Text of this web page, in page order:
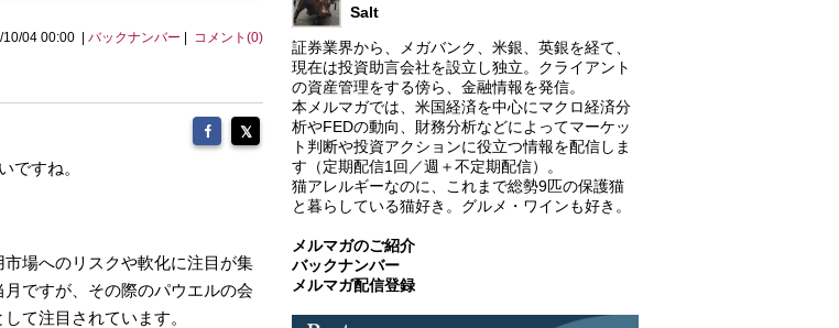
04 00:00 | バックナンバー コメント(0)
ですね。
場へのリスクや軟化に注目が集
ですが、その際のパウエルの会
て注目されています。
Salt
証券業界から、メガバンク、米銀、英銀を経て、
現在は投資助言会社を設立し独立。クライアント
の資産管理をする傍ら、金融情報を発信。
本メルマガでは、米国経済を中心にマクロ経済分
析やFEDの動向、財務分析などによってマーケッ
ト判断や投資アクションに役立つ情報を配信しま
す（定期配信1回／週＋不定期配信）。
猫アレルギーなのに、これまで総勢9匹の保護猫
と暮らしている猫好き。グルメ・ワインも好き。
メルマガのご紹介
バックナンバー
メルマガ配信登録